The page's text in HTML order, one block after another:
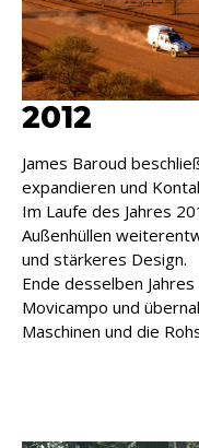
2012
James Baroud
expandieren und
Im Laufe des Jahres
Außenhüllen
und stärkeres Design.
Ende desselben
Movicampo und
Maschinen und die